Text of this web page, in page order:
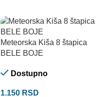
Meteorska Kiša 8 štapica
BELE BOJE
Dostupno
1.150 RSD